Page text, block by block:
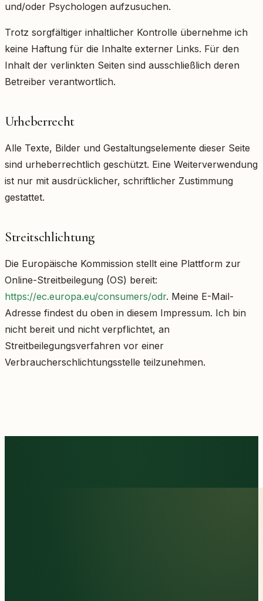
und/oder Psychologen aufzusuchen.
Trotz sorgfältiger inhaltlicher Kontrolle übernehme ich
keine Haftung für die Inhalte externer Links. Für den
Inhalt der verlinkten Seiten sind ausschließlich deren
Betreiber verantwortlich.
Urheberrecht
Alle Texte, Bilder und Gestaltungselemente dieser Seite
sind urheberrechtlich geschützt. Eine Weiterverwendung
ist nur mit ausdrücklicher, schriftlicher Zustimmung
gestattet.
Streitschlichtung
Die Europäische Kommission stellt eine Plattform zur
Online-Streitbeilegung (OS) bereit:
https://ec.europa.eu/consumers/odr. Meine E-Mail-
Adresse findest du oben in diesem Impressum. Ich bin
nicht bereit und nicht verpflichtet, an
Streitbeilegungsverfahren vor einer
Verbraucherschlichtungsstelle teilzunehmen.